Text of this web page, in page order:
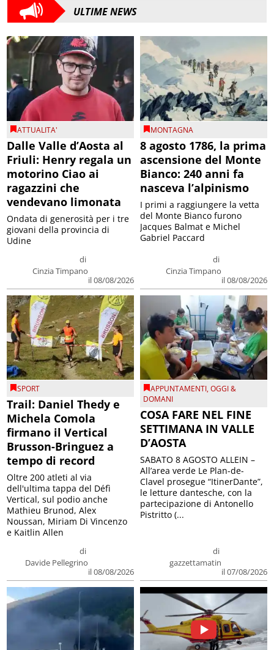
ULTIME NEWS
ATTUALITA'
Dalle Valle d’Aosta al
Friuli: Henry regala un
motorino Ciao ai
ragazzini che
vendevano limonata
di
Cinzia Timpano
il 08/08/2026
Ondata di generosità per i tre
giovani della provincia di
Udine
MONTAGNA
8 agosto 1786, la prima
ascensione del Monte
Bianco: 240 anni fa
nasceva l’alpinismo
di
Cinzia Timpano
il 08/08/2026
I primi a raggiungere la vetta
del Monte Bianco furono
Jacques Balmat e Michel
Gabriel Paccard
SPORT
Trail: Daniel Thedy e
Michela Comola
firmano il Vertical
Brusson-Bringuez a
tempo di record
di
Davide Pellegrino
il 08/08/2026
Oltre 200 atleti al via
dell'ultima tappa del Défì
Vertical, sul podio anche
Mathieu Brunod, Alex
Noussan, Miriam Di Vincenzo
e Kaitlin Allen
APPUNTAMENTI,OGGI &
DOMANI
COSA FARE NEL FINE
SETTIMANA IN VALLE
D’AOSTA
di
gazzettamatin
il 07/08/2026
SABATO 8 AGOSTO ALLEIN –
All’area verde Le Plan-de-
Clavel prosegue “ItinerDante”,
le letture dantesche, con la
partecipazione di Antonello
Pistritto (...